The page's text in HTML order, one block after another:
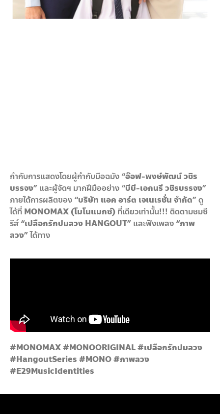
กำกับการแสดงโดยผู้กำกับมือฉมัง “อ๊อฟ-พงษ์พัฒน์ วชิร
บรรจง” และผู้จัดฯ มากฝีมืออย่าง “บีบี-เอกนรี วชิรบรรจง”
ภายใต้การผลิตของ “บริษัท แอค อาร์ต เจเนเรชั่น จำกัด”ดู
ได้ที่ MONOMAX (โมโนแมกซ์) ที่เดียวเท่านั้น!!! ติดตามชมซี
รีส์ “เปลือกรักปมลวง HANGOUT” และฟังเพลง “ภาพ
ลวง”ได้ทาง
#MONOMAX #MONOORIGINAL #เปลือกรักปมลวง
#HangoutSeries #MONO #ภาพลวง
#E29MusicIdentities